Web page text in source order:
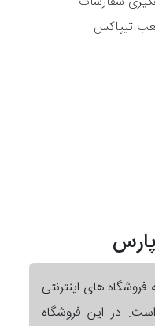
تیپاکس
های اینترنتی
در این فروشگاه